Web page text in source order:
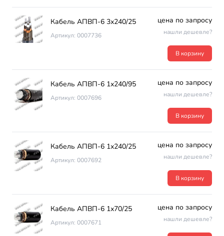
Кабель АПВП-6 3х240/25
Артикул: 0007736
цена по запросу
нашли дешевле?
В корзину
Кабель АПВП-6 1х240/95
Артикул: 0007696
цена по запросу
нашли дешевле?
В корзину
Кабель АПВП-6 1х240/25
Артикул: 0007692
цена по запросу
нашли дешевле?
В корзину
Кабель АПВП-6 1х70/25
Артикул: 0007671
цена по запросу
нашли дешевле?